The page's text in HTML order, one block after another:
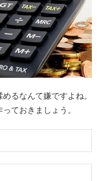
るなんて嫌ですよね。
ておきましょう。